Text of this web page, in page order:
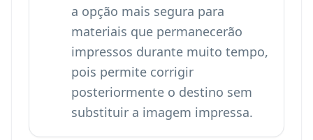
a opção mais segura para
materiais que permanecerão
impressos durante muito tempo,
pois permite corrigir
posteriormente o destino sem
substituir a imagem impressa.